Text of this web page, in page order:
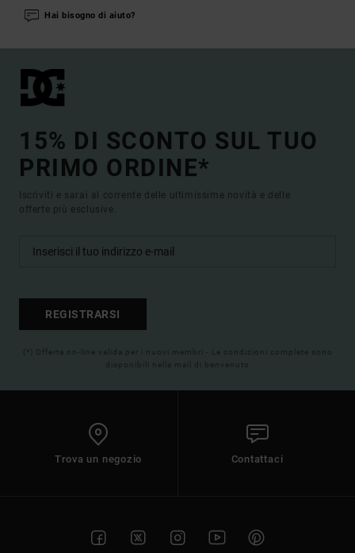
Hai bisogno di aiuto?
15% DI SCONTO SUL TUO
PRIMO ORDINE*
Iscriviti e sarai al corrente delle ultimissime novità e delle
offerte più esclusive.
REGISTRARSI
(*) Offerta on-line valida per i nuovi membri - Le condizioni complete sono
disponibili nella mail di benvenuto
Trova un negozio Contattaci